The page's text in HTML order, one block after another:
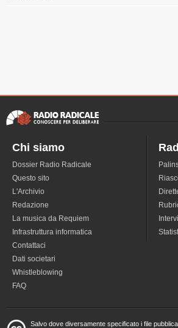
Chi siamo
Dossier Radio Radicale
Questo sito
L'Archivio
Redazione
La musica da Requiem
Infrastruttura informatica
Contattaci
Dati societari
Whistleblowing
FAQ
Salvo dove diversamente specificato i file